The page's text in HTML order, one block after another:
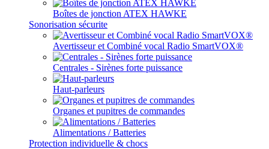
Boîtes de jonction ATEX HAWKE
Sonorisation sécurite
Avertisseur et Combiné vocal Radio SmartVOX®
Centrales - Sirènes forte puissance
Haut-parleurs
Organes et pupitres de commandes
Alimentations / Batteries
Protection individuelle & chocs